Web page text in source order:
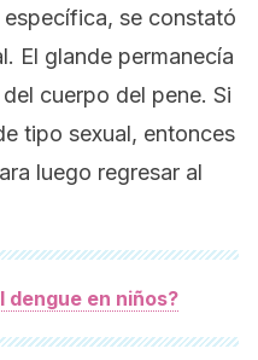
se constató
El glande permanecía
cuerpo del pene. Si
tipo sexual, entonces
luego regresar al
dengue en niños?